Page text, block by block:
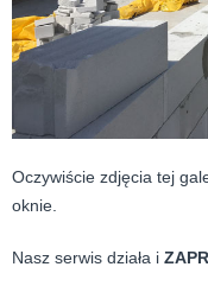
Oczywiście zdjęcia tej
oknie.
Nasz serwis działa i